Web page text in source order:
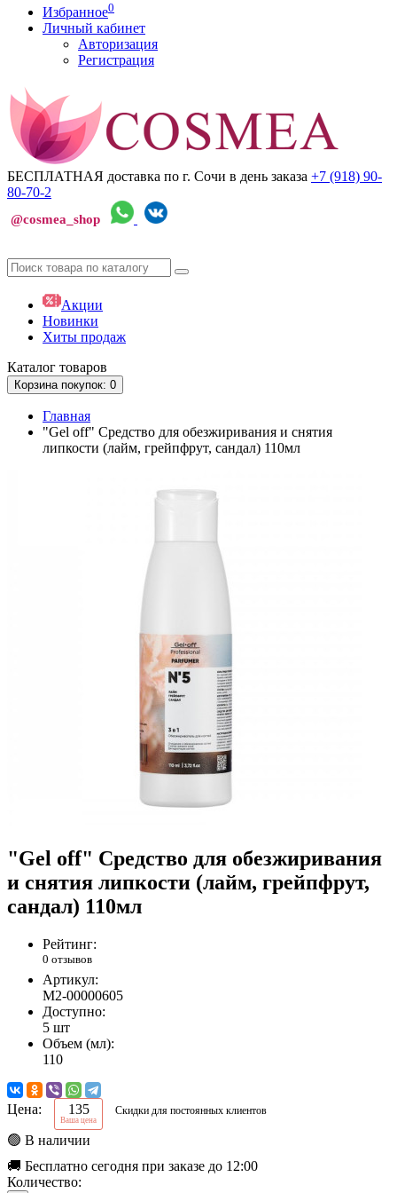
Избранное0
Личный кабинет
Авторизация
Регистрация
БЕСПЛАТНАЯ доставка по г. Сочи в день заказа +7 (918) 90-
80-70-2
@cosmea_shop
Акции
Новинки
Хиты продаж
Каталог товаров
Корзинапокупок: 0
Главная
"Gel off" Средство для обезжиривания и снятия
липкости (лайм, грейпфрут, сандал) 110мл
"Gel off" Средство для обезжиривания
и снятия липкости (лайм, грейпфрут,
сандал) 110мл
Рейтинг:
0 отзывов
Артикул:
М2-00000605
Доступно:
5 шт
Объем (мл):
110
Цена: 135
Ваша цена
Скидки для постоянных клиентов
🟢 В наличии
🚚 Бесплатно сегодня при заказе до 12:00
Количество: